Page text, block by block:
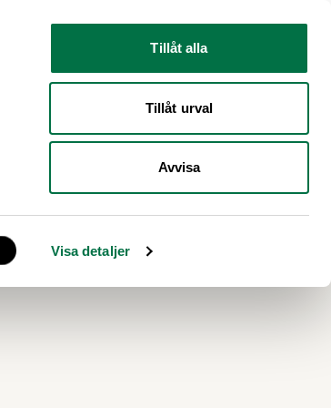
Visa detaljer
Tillåt alla
Tillåt urval
Avvisa